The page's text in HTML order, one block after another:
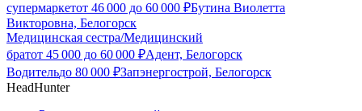
супермаркетот 46 000 до 60 000 ₽Бутина Виолетта
Викторовна, Белогорск
Медицинская сестра/Медицинский
братот 45 000 до 60 000 ₽Адент, Белогорск
Водительдо 80 000 ₽Запэнергострой, Белогорск
HeadHunter